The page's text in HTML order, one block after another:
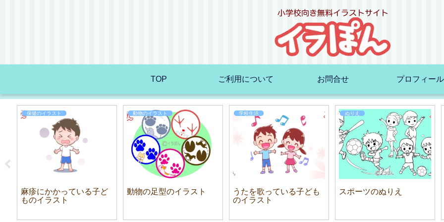
TOP ご利用について お問合せ プロフィール
保健のイラスト
麻疹にかかっている子ど
ものイラスト
動物のイラスト
動物の足型のイラスト
学校生活
うたを歌っている子ども
のイラスト
ぬりえ
スポーツのぬりえ